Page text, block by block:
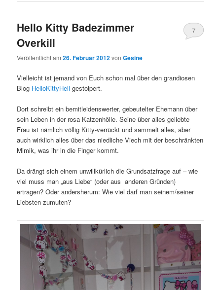
Hello Kitty Badezimmer
Overkill
Veröffentlicht am26. Februar 2012vonGesine
7
Vielleicht ist jemand von Euch schon mal über den grandiosen
Blog HelloKittyHell gestolpert.
Dort schreibt ein bemitleidenswerter, gebeutelter Ehemann über
sein Leben in der rosa Katzenhölle. Seine über alles geliebte
Frau ist nämlich völlig Kitty-verrückt und sammelt alles, aber
auch wirklich alles über das niedliche Viech mit der beschränkten
Mimik, was ihr in die Finger kommt.
Da drängt sich einem unwillkürlich die Grundsatzfrage auf – wie
viel muss man „aus Liebe“ (oder aus anderen Gründen)
ertragen? Oder andersherum: Wie viel darf man seinem/seiner
Liebsten zumuten?